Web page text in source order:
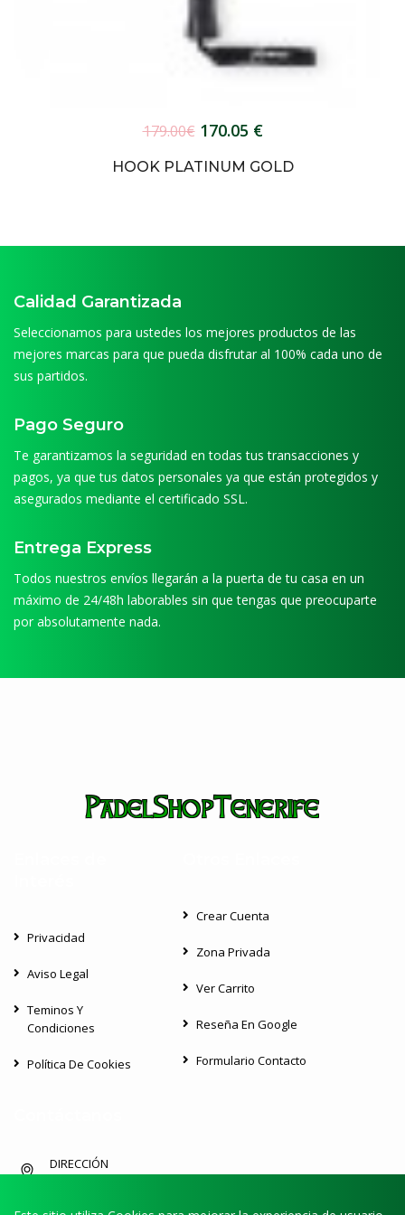
179.00€ 170.05 €
HOOK PLATINUM GOLD
Calidad Garantizada
Seleccionamos para ustedes los mejores productos de las
mejores marcas para que pueda disfrutar al 100% cada uno de
sus partidos.
Pago Seguro
Te garantizamos la seguridad en todas tus transacciones y
pagos, ya que tus datos personales ya que están protegidos y
asegurados mediante el certificado SSL.
Entrega Express
Todos nuestros envíos llegarán a la puerta de tu casa en un
máximo de 24/48h laborables sin que tengas que preocuparte
por absolutamente nada.
Privacidad
Aviso Legal
Teminos Y
Condiciones
Política De Cookies
Crear Cuenta
Zona Privada
Ver Carrito
Reseña En Google
Formulario Contacto
DIRECCIÓN